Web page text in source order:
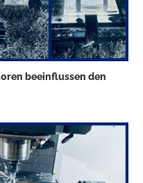
beeinflussen den